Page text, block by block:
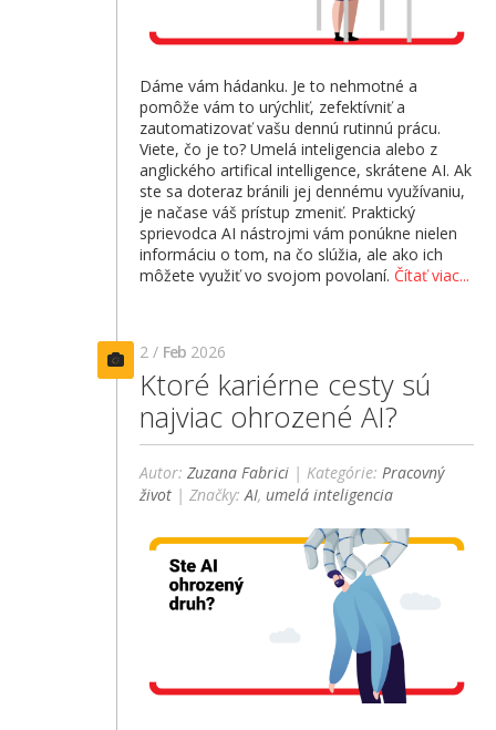
Dáme vám hádanku. Je to nehmotné a
pomôže vám to urýchliť, zefektívniť a
zautomatizovať vašu dennú rutinnú prácu.
Viete, čo je to? Umelá inteligencia alebo z
anglického artifical intelligence, skrátene AI. Ak
ste sa doteraz bránili jej dennému využívaniu,
je načase váš prístup zmeniť. Praktický
sprievodca AI nástrojmi vám ponúkne nielen
informáciu o tom, na čo slúžia, ale ako ich
môžete využiť vo svojom povolaní. Čítať viac...
2 / Feb 2026
Ktoré kariérne cesty sú
najviac ohrozené AI?
Autor:Zuzana Fabrici | Kategórie:Pracovný
život | Značky:AI,umelá inteligencia